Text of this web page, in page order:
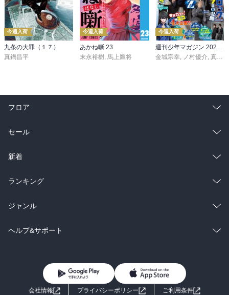
今週入荷
九条の大罪（１７）
真鍋昌平
今週入荷
あかね噺 23
末永裕樹, 馬上鷹将
今週入荷
週刊少年マガジン 2026年36・37号[2026年8月5日発売]
金城宗幸, ノ村優介, 真島ヒロ
フロア
総合
ラノベ
雑誌・グラビア
BL・TL
セール
総合
ラノベ
雑誌・グラビア
BL・TL
新着
総合
ラノベ
雑誌・グラビア
ランキング
総合
ラノベ
ジャンル
コミック
ライトノベル 男子向けラノベ
ヘルプ&サポート
よくあるご質問 お問い合わせ
会社情報 プライバシーポリシー
ご利用条件